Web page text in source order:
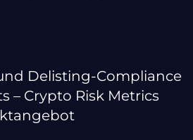
Delisting-Compliance
– Crypto Risk Metrics